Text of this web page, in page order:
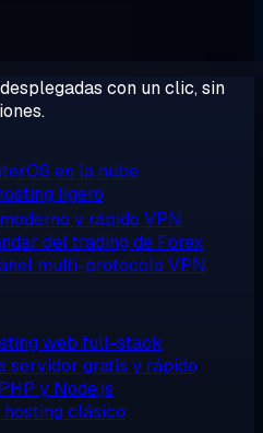
con un clic, sin
en la nube
ligero
y rápido VPN
del trading de Forex
multi-protocolo VPN
web full-stack
servidor gratis y rápido
y Node.js
hosting clásico